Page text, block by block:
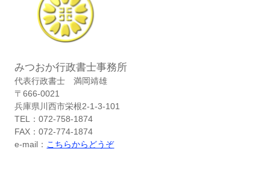
みつおか行政書士事務所
代表行政書士 満岡靖雄
〒666-0021
兵庫県川西市栄根2-1-3-101
TEL：072-758-1874
FAX：072-774-1874
e-mail： こちらからどうぞ